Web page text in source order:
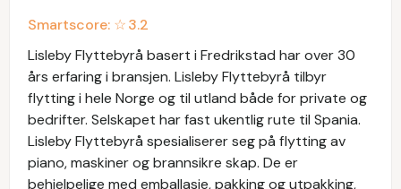
Smartscore: ☆3.2
Lisleby Flyttebyrå basert i Fredrikstad har over 30
års erfaring i bransjen. Lisleby Flyttebyrå tilbyr
flytting i hele Norge og til utland både for private og
bedrifter. Selskapet har fast ukentlig rute til Spania.
Lisleby Flyttebyrå spesialiserer seg på flytting av
piano, maskiner og brannsikre skap. De er
behjelpelige med emballasje, pakking og utpakking,